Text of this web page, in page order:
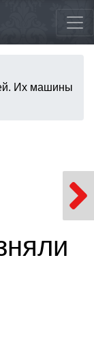
Их машины